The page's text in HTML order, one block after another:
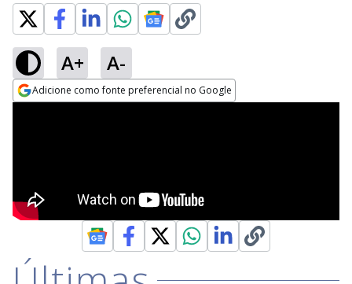
A+ A-
Adicione como fonte preferencial no Google